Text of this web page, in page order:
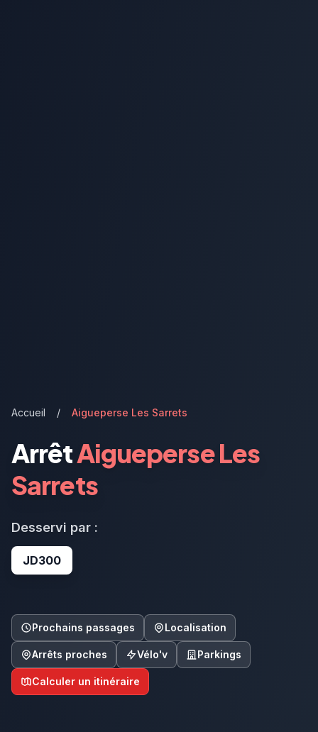
Accueil / Aigueperse Les Sarrets
ArrêtAigueperse Les
Sarrets
Desservi par :
JD300
Prochains passages Localisation
Arrêts proches Vélo'v Parkings
Calculer un itinéraire